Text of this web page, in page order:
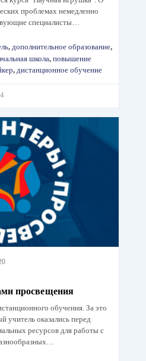
проблемах немедленно
специалисты…
, дополнительное образование,
школа, повышение
, дистанционное обучение
просвещения
обучения. За это
учитель оказались перед
ресурсов для работы с